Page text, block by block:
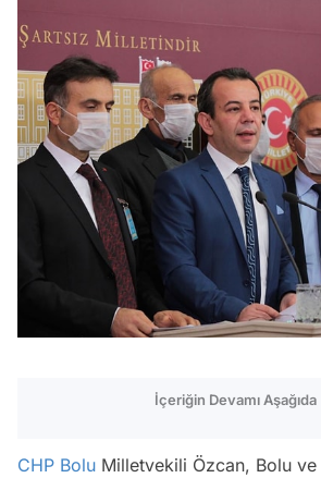
İçeriğin Devamı Aşağıda
CHP Bolu Milletvekili Özcan, Bolu ve